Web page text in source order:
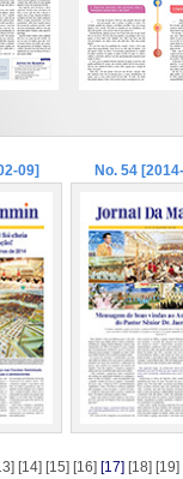
09] No. 54
[14] [15] [16] [17] [18] [19]